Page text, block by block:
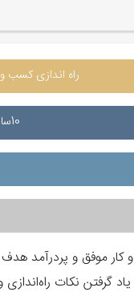
راه اندازی کسب
10ساعت و 24 دقیقه
موفق و پردرآمد
گرفتن نکات